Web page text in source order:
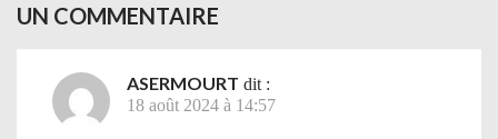
UN COMMENTAIRE
ASERMOURT dit :
18 août 2024 à 14:57